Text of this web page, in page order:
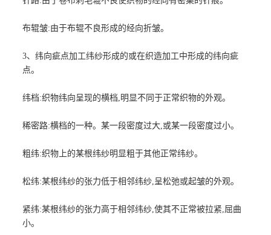
布辊皱:由于布辊不良形成的经向折皱。
3、纬向疵点加工纬纱形成的或在织造加工中形成的纬向疵
点。
纬档:织物纬向呈现的横档,明显不同于正常织物的外观。
稀密路:横档的一种。某一段密度过大,或某一段密度过小。
粗纬:织物上的某根纬纱明显粗于其他正常纬纱。
松纬:某根纬纱的张力低于相邻纬纱,呈松弛或起皱的外观。
紧纬:某根纬纱的张力高于相邻纬纱,使其不正常被拉紧,屈曲
小。